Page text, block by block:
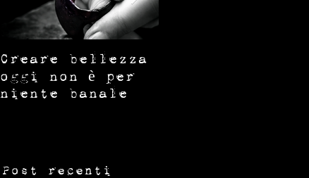
Creare bellezza
oggi non è per
niente banale
Post recenti